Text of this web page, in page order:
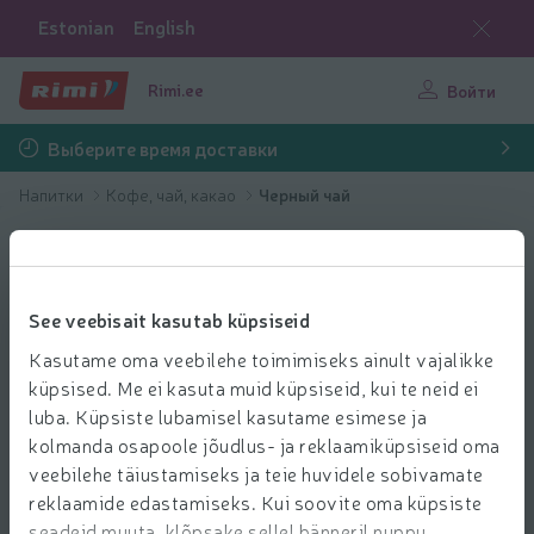
See veebisait kasutab küpsiseid
Kasutame oma veebilehe toimimiseks ainult vajalikke
küpsised. Me ei kasuta muid küpsiseid, kui te neid ei
luba. Küpsiste lubamisel kasutame esimese ja
kolmanda osapoole jõudlus- ja reklaamiküpsiseid oma
veebilehe täiustamiseks ja teie huvidele sobivamate
reklaamide edastamiseks. Kui soovite oma küpsiste
Estonian English
Rimi.ee Войти
Выберите время доставки
Напитки Кофе, чай, какао Черный чай